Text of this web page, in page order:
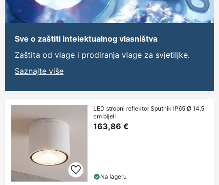
Sve o zaštiti intelektualnog vlasništva
Zaštita od vlage i prodiranja vlage za svjetiljke.
Saznajte više
LED stropni reflektor Sputnik IP65 Ø 14,5
cm bijeli
163,86 €
Na lageru